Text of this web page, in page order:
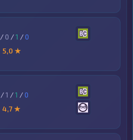
/ 0 /1 /0
5,0 ★
/1 /1 /0
4,7 ★